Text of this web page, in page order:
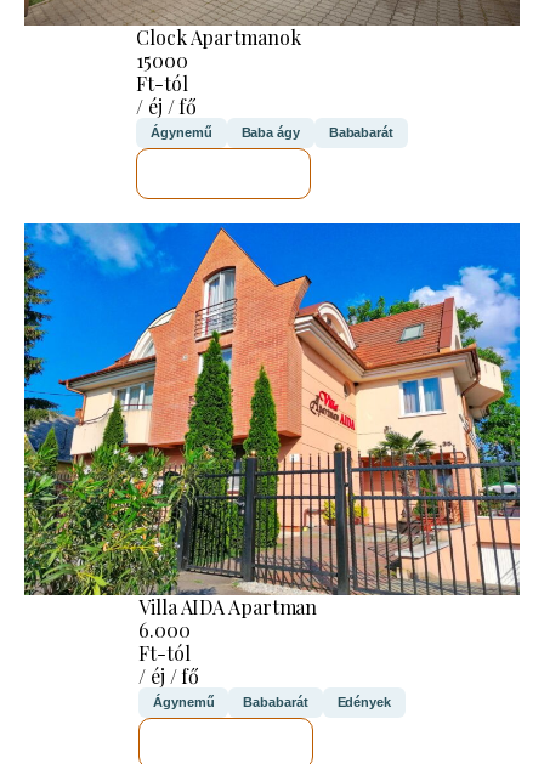
Clock Apartmanok
15000
Ft-tól
/ éj / fő
Ágynemű Baba ágy Bababarát
Villa AIDA Apartman
6.000
Ft-tól
/ éj / fő
Ágynemű Bababarát Edények